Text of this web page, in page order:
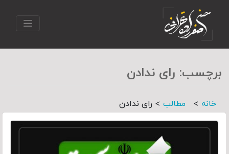
برچسب: رای ندادن
خانه > مطالب > رای ندادن